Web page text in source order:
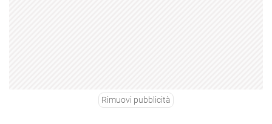
Rimuovi pubblicità